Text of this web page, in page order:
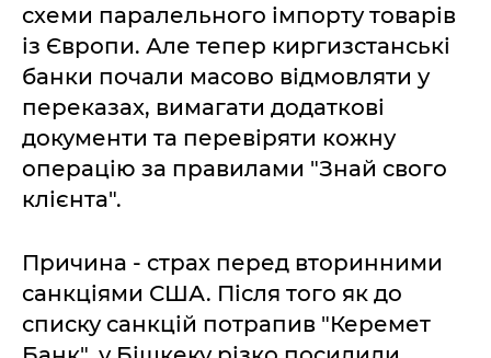
схеми паралельного імпорту товарів
із Європи. Але тепер киргизстанські
банки почали масово відмовляти у
переказах, вимагати додаткові
документи та перевіряти кожну
операцію за правилами "Знай свого
клієнта".
Причина - страх перед вторинними
санкціями США. Після того як до
списку санкцій потрапив "Керемет